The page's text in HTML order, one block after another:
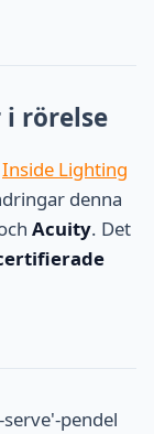
i rörelse
Inside Lighting
denna
Acuity. Det
pendel